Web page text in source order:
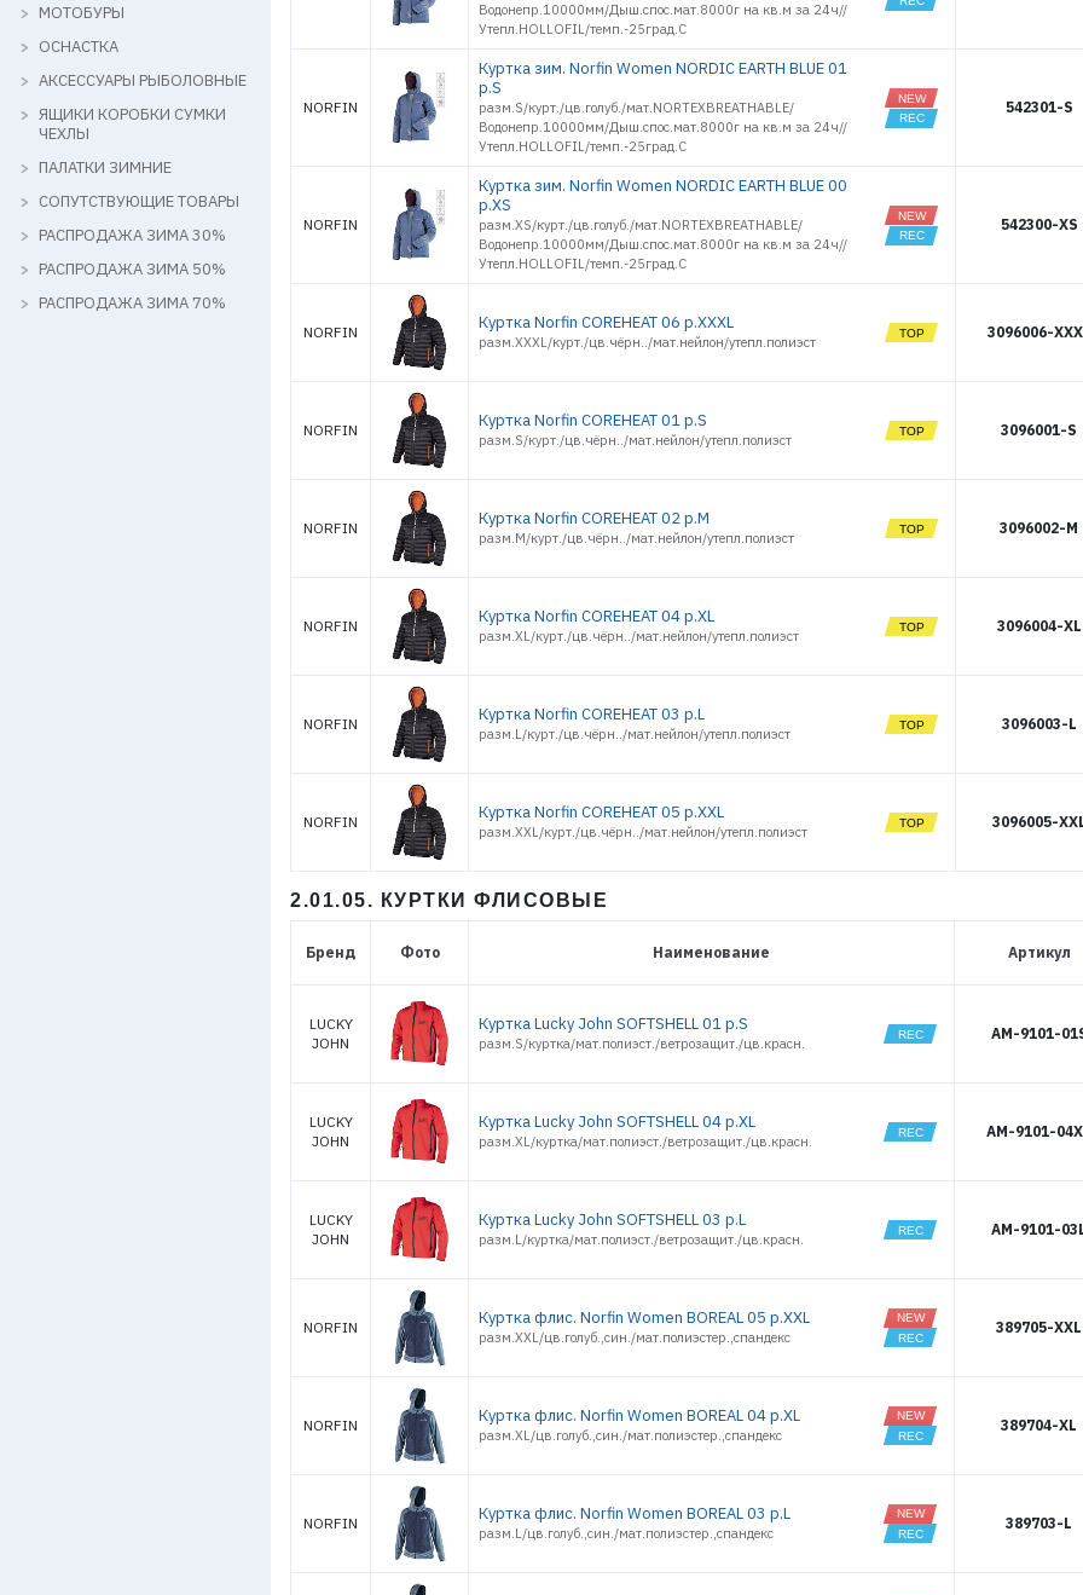
ПАРОЛЬ
ВОЙТИ
МОТОБУРЫ
ОСНАСТКА
АКСЕССУАРЫ РЫБОЛОВНЫЕ
ЯЩИКИ КОРОБКИ СУМКИ
ЧЕХЛЫ
ПАЛАТКИ ЗИМНИЕ
СОПУТСТВУЮЩИЕ ТОВАРЫ
РАСПРОДАЖА ЗИМА 30%
РАСПРОДАЖА ЗИМА 50%
РАСПРОДАЖА ЗИМА 70%
Водонепр.10000мм/Дыш.спос.мат.8000г на кв.м за 24ч//
Утепл.HOLLOFIL/темп.-25град.С
NORFIN
Куртка зим. Norfin Women NORDIC EARTH BLUE 01
р.S
разм.S/курт./цв.голуб./мат.NORTEXBREATHABLE/
Водонепр.10000мм/Дыш.спос.мат.8000г на кв.м за 24ч//
Утепл.HOLLOFIL/темп.-25град.С
542301-S
NORFIN
Куртка зим. Norfin Women NORDIC EARTH BLUE 00
р.XS
разм.XS/курт./цв.голуб./мат.NORTEXBREATHABLE/
Водонепр.10000мм/Дыш.спос.мат.8000г на кв.м за 24ч//
Утепл.HOLLOFIL/темп.-25град.С
542300-XS
NORFIN Куртка Norfin COREHEAT 06 р.XXXL
разм.XXXL/курт./цв.чёрн../мат.нейлон/утепл.полиэст
3096006-
NORFIN Куртка Norfin COREHEAT 01 р.S
разм.S/курт./цв.чёрн../мат.нейлон/утепл.полиэст
3096001-S
NORFIN Куртка Norfin COREHEAT 02 р.M
разм.M/курт./цв.чёрн../мат.нейлон/утепл.полиэст
3096002-M
NORFIN Куртка Norfin COREHEAT 04 р.XL
разм.XL/курт./цв.чёрн../мат.нейлон/утепл.полиэст
3096004-XL
NORFIN Куртка Norfin COREHEAT 03 р.L
разм.L/курт./цв.чёрн../мат.нейлон/утепл.полиэст
3096003-L
NORFIN Куртка Norfin COREHEAT 05 р.XXL
разм.XXL/курт./цв.чёрн../мат.нейлон/утепл.полиэст
3096005-
2.01.05. КУРТКИ ФЛИСОВЫЕ
Бренд Фото Наименование Артикул
LUCKY
JOHN
Куртка Lucky John SOFTSHELL 01 р.S
разм.S/куртка/мат.полиэст./ветрозащит./цв.красн.
AM-9101-
LUCKY
JOHN
Куртка Lucky John SOFTSHELL 04 р.XL
разм.XL/куртка/мат.полиэст./ветрозащит./цв.красн.
AM-9101-
LUCKY
JOHN
Куртка Lucky John SOFTSHELL 03 р.L
разм.L/куртка/мат.полиэст./ветрозащит./цв.красн.
AM-9101-
NORFIN Куртка флис. Norfin Women BOREAL 05 р.XXL
разм.XXL/цв.голуб.,син./мат.полиэстер.,спандекс
389705-XXL
NORFIN Куртка флис. Norfin Women BOREAL 04 р.XL
разм.XL/цв.голуб.,син./мат.полиэстер.,спандекс
389704-XL
NORFIN Куртка флис. Norfin Women BOREAL 03 р.L
разм.L/цв.голуб.,син./мат.полиэстер.,спандекс
389703-L